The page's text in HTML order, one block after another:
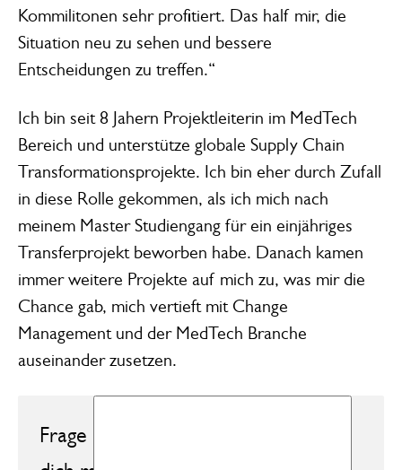
Kommilitonen sehr profitiert. Das half mir, die
Situation neu zu sehen und bessere
Entscheidungen zu treffen.“
Ich bin seit 8 Jahern Projektleiterin im MedTech
Bereich und unterstütze globale Supply Chain
Transformationsprojekte. Ich bin eher durch Zufall
in diese Rolle gekommen, als ich mich nach
meinem Master Studiengang für ein einjähriges
Transferprojekt beworben habe. Danach kamen
immer weitere Projekte auf mich zu, was mir die
Chance gab, mich vertieft mit Change
Management und der MedTech Branche
auseinander zusetzen.
Frage 1: Liebe Karolina, was hat